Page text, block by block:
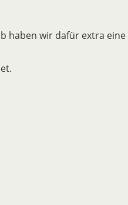
haben wir dafür extra eine